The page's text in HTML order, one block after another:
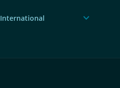
International expand_more